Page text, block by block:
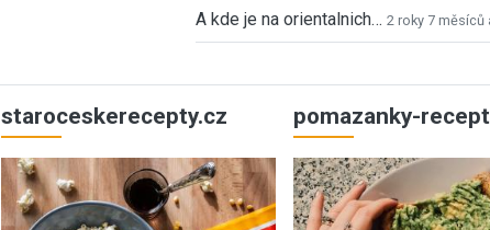
A kde je na orientalnich… 2 roky 7 měsíců
staroceskerecepty.cz pomazanky-